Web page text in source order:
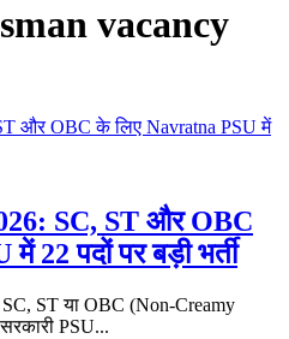
vacancy
SC, ST और OBC
22 पदों पर बड़ी भर्ती
ST या OBC (Non-Creamy
PSU...